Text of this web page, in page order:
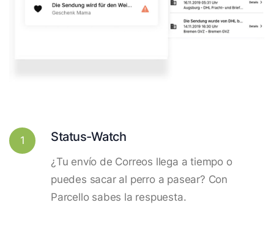
1 Status-Watch
¿Tu envío de Correos llega a tiempo o
puedes sacar al perro a pasear? Con
Parcello sabes la respuesta.